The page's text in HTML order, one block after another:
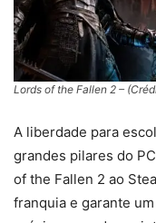
Lords of the Fallen 2 –
A liberdade para
grandes pilares do
of the Fallen 2 ao
franquia e garante